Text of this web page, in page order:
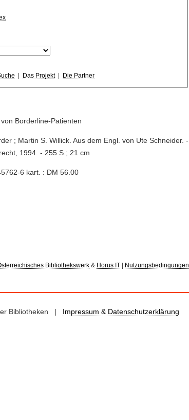
Das Projekt| Die Partner
Borderline-Patienten
; Martin S. Willick. Aus dem Engl. von Ute Schneider. -
1994. - 255 S.; 21 cm
6 kart. : DM 56.00
Bibliothekswerk& Horus IT| Nutzungsbedingungen
Bibliotheken | Impressum & Datenschutzerklärung